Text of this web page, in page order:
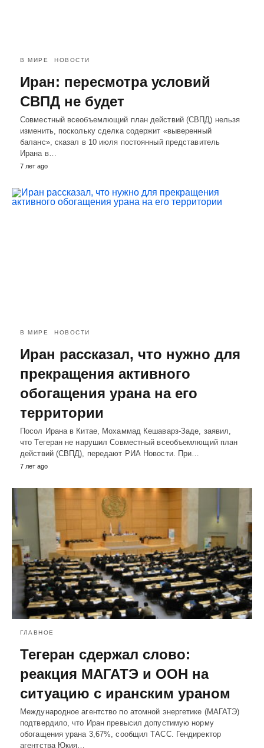
В МИРЕ НОВОСТИ
Иран: пересмотра условий
СВПД не будет
Совместный всеобъемлющий план действий (СВПД) нельзя
изменить, поскольку сделка содержит «выверенный
баланс», сказал в 10 июля постоянный представитель
Ирана в…
7 лет ago
В МИРЕ НОВОСТИ
Иран рассказал, что нужно для
прекращения активного
обогащения урана на его
территории
Посол Ирана в Китае, Мохаммад Кешаварз-Заде, заявил,
что Тегеран не нарушил Совместный всеобъемлющий план
действий (СВПД), передают РИА Новости. При…
7 лет ago
ГЛАВНОЕ
Тегеран сдержал слово:
реакция МАГАТЭ и ООН на
ситуацию с иранским ураном
Международное агентство по атомной энергетике (МАГАТЭ)
подтвердило, что Иран превысил допустимую норму
обогащения урана 3,67%, сообщил ТАСС. Гендиректор
агентства Юкия…